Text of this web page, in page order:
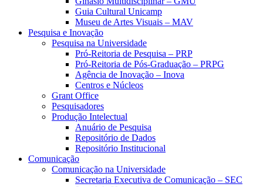
Guia Cultural Unicamp
Museu de Artes Visuais – MAV
Pesquisa e Inovação
Pesquisa na Universidade
Pró-Reitoria de Pesquisa – PRP
Pró-Reitoria de Pós-Graduação – PRPG
Agência de Inovação – Inova
Centros e Núcleos
Grant Office
Pesquisadores
Produção Intelectual
Anuário de Pesquisa
Repositório de Dados
Repositório Institucional
Comunicação
Comunicação na Universidade
Secretaria Executiva de Comunicação – SEC